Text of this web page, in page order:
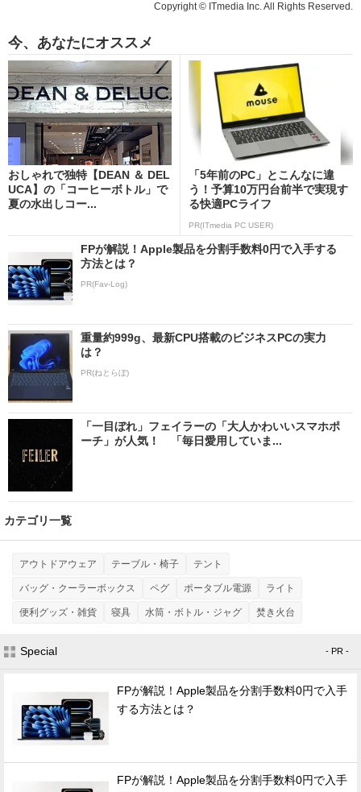
Copyright © ITmedia Inc. All Rights Reserved.
今、あなたにオススメ
おしゃれで独特【DEAN ＆ DEL
UCA】の「コーヒーボトル」で
夏の水出しコー...
「5年前のPC」とこんなに違
う！予算10万円台前半で実現す
る快適PCライフ
PR(ITmedia PC USER)
FPが解説！Apple製品を分割手数料0円で入手する
方法とは？
PR(Fav-Log)
重量約999g、最新CPU搭載のビジネスPCの実力
は？
PR(ねとらぼ)
「一目ぼれ」フェイラーの「大人かわいいスマホポ
ーチ」が人気！ 「毎日愛用していま...
カテゴリ一覧
アウトドアウェア テーブル・椅子 テント
バッグ・クーラーボックス ペグ ポータブル電源 ライト
便利グッズ・雑貨 寝具 水筒・ボトル・ジャグ 焚き火台
Special - PR -
FPが解説！Apple製品を分割手数料0円で入手
する方法とは？
FPが解説！Apple製品を分割手数料0円で入手